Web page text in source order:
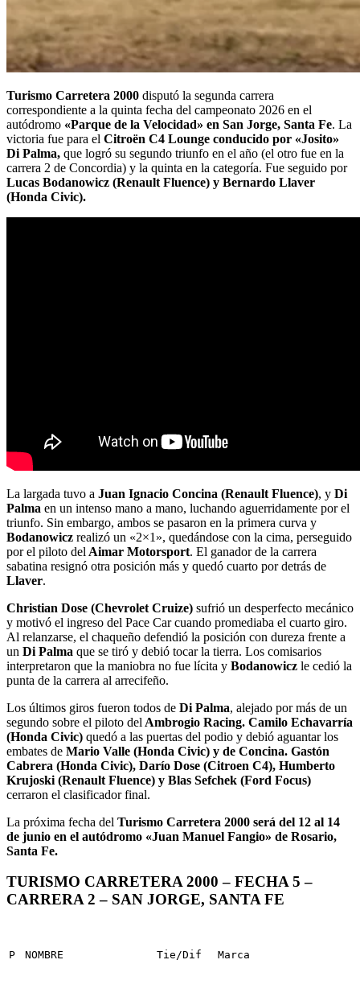
Turismo Carretera 2000 disputó la segunda carrera
correspondiente a la quinta fecha del campeonato 2026 en el
autódromo «Parque de la Velocidad» en San Jorge, Santa Fe. La
victoria fue para el Citroën C4 Lounge conducido por «Josito»
Di Palma, que logró su segundo triunfo en el año (el otro fue en la
carrera 2 de Concordia) y la quinta en la categoría. Fue seguido por
Lucas Bodanowicz (Renault Fluence) y Bernardo Llaver
(Honda Civic).
La largada tuvo a Juan Ignacio Concina (Renault Fluence), y Di
Palma en un intenso mano a mano, luchando aguerridamente por el
triunfo. Sin embargo, ambos se pasaron en la primera curva y
Bodanowicz realizó un «2×1», quedándose con la cima, perseguido
por el piloto del Aimar Motorsport. El ganador de la carrera
sabatina resignó otra posición más y quedó cuarto por detrás de
Llaver.
Christian Dose (Chevrolet Cruize) sufrió un desperfecto mecánico
y motivó el ingreso del Pace Car cuando promediaba el cuarto giro.
Al relanzarse, el chaqueño defendió la posición con dureza frente a
un Di Palma que se tiró y debió tocar la tierra. Los comisarios
interpretaron que la maniobra no fue lícita y Bodanowicz le cedió la
punta de la carrera al arrecifeño.
Los últimos giros fueron todos de Di Palma, alejado por más de un
segundo sobre el piloto del Ambrogio Racing. Camilo Echavarría
(Honda Civic) quedó a las puertas del podio y debió aguantar los
embates de Mario Valle (Honda Civic) y de Concina. Gastón
Cabrera (Honda Civic), Darío Dose (Citroen C4), Humberto
Krujoski (Renault Fluence) y Blas Sefchek (Ford Focus)
cerraron el clasificador final.
La próxima fecha del Turismo Carretera 2000 será del 12 al 14
de junio en el autódromo «Juan Manuel Fangio» de Rosario,
Santa Fe.
TURISMO CARRETERA 2000 – FECHA 5 –
CARRERA 2 – SAN JORGE, SANTA FE
P NOMBRE Tie/Dif Marca